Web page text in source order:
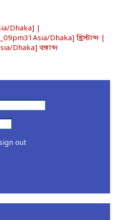
Dhaka] |
Dhaka] খ্রিস্টাব্দ |
Dhaka] বঙ্গাব্দ
out